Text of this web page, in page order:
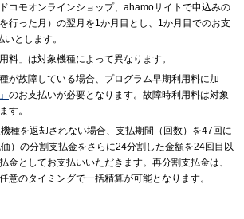
コモオンラインショップ、ahamoサイトで申込みの
行った月）の翌月を1か月目とし、1か月目でのお支
とします。
料」は対象機種によって異なります。
が故障している場合、プログラム早期利用料に加
のお支払いが必要となります。故障時利用料は対象
す。
種を返却されない場合、支払期間（回数）を47回に
）の分割支払金をさらに24分割した金額を24回目以
金としてお支払いいただきます。再分割支払金は、
意のタイミングで一括精算が可能となります。